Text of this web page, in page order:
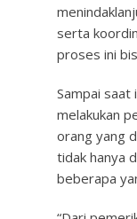
serta
proses ini
Sampai saat
melakukan
orang yang
tidak hanya
beberapa